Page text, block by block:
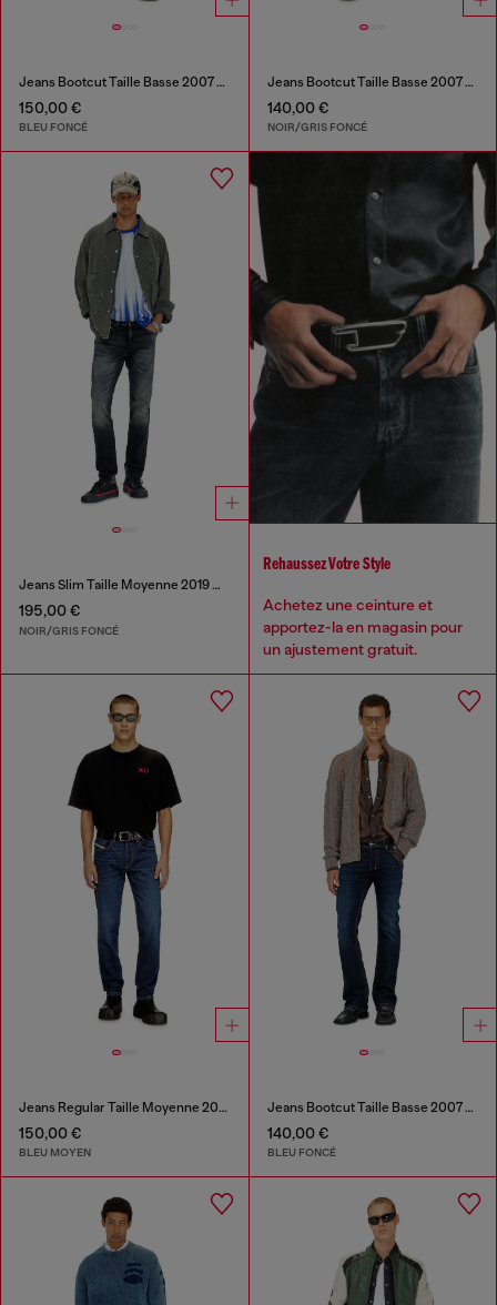
Jeans Bootcut Taille Basse 2007 Zatiny
150,00 €
BLEU FONCÉ
Jeans Bootcut Taille Basse 2007 Zatiny
140,00 €
NOIR/GRIS FONCÉ
Jeans Slim Taille Moyenne 2019 D-Strukt
195,00 €
NOIR/GRIS FONCÉ
Rehaussez Votre Style
Achetez une ceinture et
apportez-la en magasin pour
un ajustement gratuit.
Jeans Regular Taille Moyenne 2023 D-Finitive
150,00 €
BLEU MOYEN
Jeans Bootcut Taille Basse 2007 Zatiny
140,00 €
BLEU FONCÉ